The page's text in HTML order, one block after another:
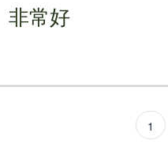
非常好
1